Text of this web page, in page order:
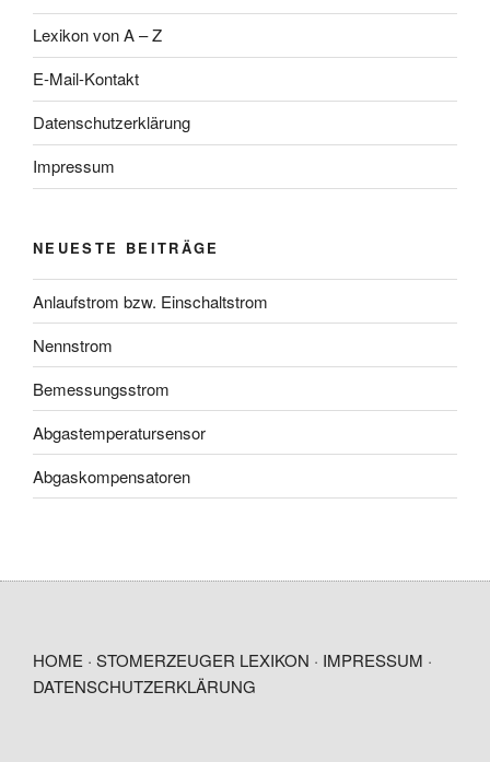
Lexikon von A – Z
E-Mail-Kontakt
Datenschutzerklärung
Impressum
NEUESTE BEITRÄGE
Anlaufstrom bzw. Einschaltstrom
Nennstrom
Bemessungsstrom
Abgastemperatursensor
Abgaskompensatoren
HOME · STOMERZEUGER LEXIKON · IMPRESSUM ·
DATENSCHUTZERKLÄRUNG